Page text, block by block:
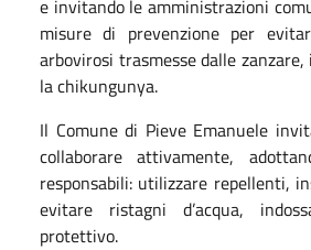
e invitando le amministrazioni
misure di prevenzione per
arbovirosi trasmesse dalle
la chikungunya.
Il Comune di Pieve Emanuele
collaborare attivamente,
responsabili: utilizzare repellenti,
evitare ristagni d’acqua,
protettivo.